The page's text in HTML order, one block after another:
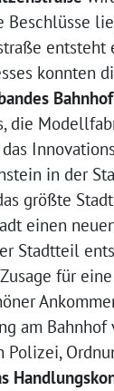
Beschlüsse
entsteht
konnten
die
in der
größte
einen
Stadtteil
für
am
Polizei,